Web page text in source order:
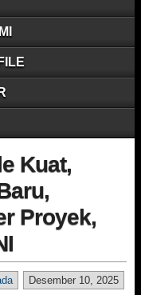
Kuat,
Proyek,
Desember 10, 2025